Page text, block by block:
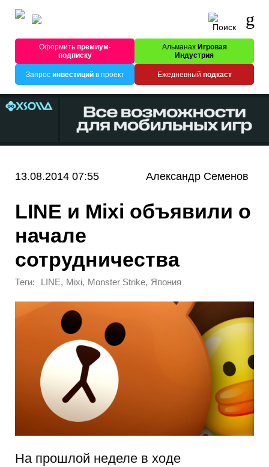
Оформитьпремиум-
подписку
Альманах Игровая
Индустрия
Запрос инвестицийв проект Ежедневный подкаст
13.08.2014 07:55 Александр Семенов
LINE и Mixi объявили о
начале
сотрудничества
Теги: LINE, Mixi, Monster Strike, Япония
На прошлой неделе в ходе